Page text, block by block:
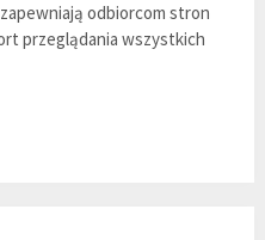
odbiorcom stron
przeglądania wszystkich